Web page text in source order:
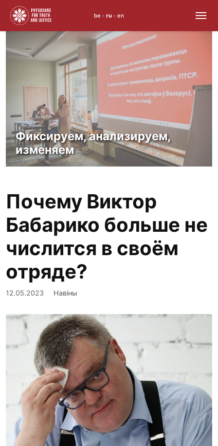
to
content
be • ru • en
Фиксируем, анализируем,
изменяем
Почему Виктор
Бабарико больше не
числится в своём
отряде?
12.05.2023 Навіны